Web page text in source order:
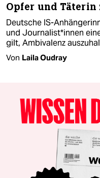
Opfer und Täterin
Deutsche IS-
und Jour­na­lis­t*in­nen
gilt, Ambivalenz
Von Laila Oudray